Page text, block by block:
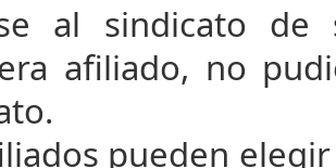
al sindicato
afiliado, no
pueden